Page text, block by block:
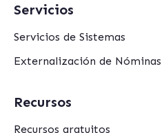
Servicios
Servicios de Sistemas
Externalización de Nóminas
Recursos
Recursos gratuitos